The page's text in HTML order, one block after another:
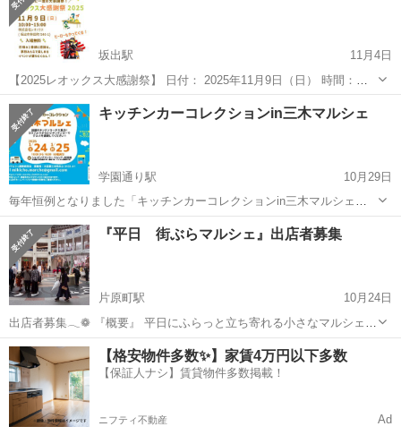
坂出駅
11月4日
【2025レオックス大感謝祭】 日付： 2025年11月9日（日） 時間：
10:00 ～ 15:00 場所： 株式会社レオックス（坂出市林田町540-1） 入
場： 無料 ☂ 雨天決行（荒天時は中止の可能性...
香川 坂出市 地域/お祭り 感謝祭
キッチンカーコレクションin三木マルシェ
学園通り駅
10月29日
毎年恒例となりました「キッチンカーコレクションin三木マルシェ」
では、キッチンカーをはじめ、各種出店者様を募集開始いたしまし
た！ 県内では最も歴史のあるキッチンカーイベントです。 キッチンカ
ーをメインに、ハンドメイドやワ...
香川 木田郡 学園通り駅 地域/お祭り キッチンカー
『平日 街ぶらマルシェ』出店者募集
片原町駅
10月24日
出店者募集𓂃❁ 『概要』 平日にふらっと立ち寄れる小さなマルシェを
開催します。 毎月2回定期的に開催しております。 フード、ワークシ
ョップ、雑貨、アパレル、物販、リラクゼーション、占いなど。 ※現
地調理のフードは不可...
香川 高松市 片原町駅 地域/お祭り マルシェ
【格安物件多数✨】家賃4万円以下多数
【保証人ナシ】賃貸物件多数掲載！
ニフティ不動産 Ad